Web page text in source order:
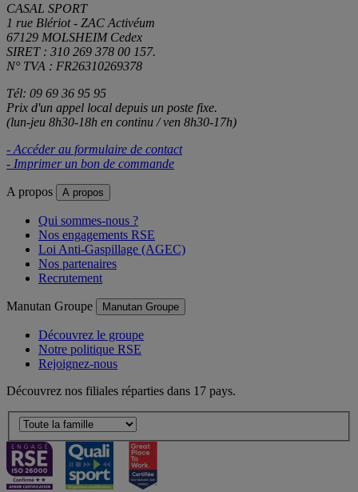
CASAL SPORT
1 rue Blériot - ZAC Activéum
67129 MOLSHEIM Cedex
SIRET : 310 269 378 00 157.
N° TVA : FR26310269378
Tél: 09 69 36 95 95
Prix d'un appel local depuis un poste fixe.
(lun-jeu 8h30-18h en continu / ven 8h30-17h)
- Accéder au formulaire de contact
- Imprimer un bon de commande
A propos A propos
Qui sommes-nous ?
Nos engagements RSE
Loi Anti-Gaspillage (AGEC)
Nos partenaires
Recrutement
Manutan Groupe Manutan Groupe
Découvrez le groupe
Notre politique RSE
Rejoignez-nous
Découvrez nos filiales réparties dans 17 pays.